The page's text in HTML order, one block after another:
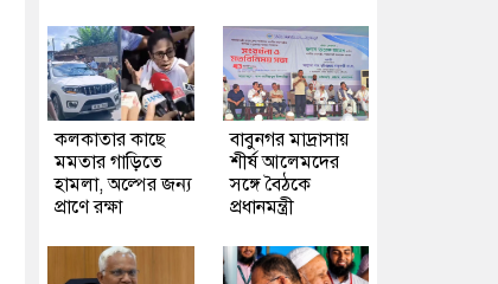
কলকাতার কাছে
মমতার গাড়িতে
হামলা, অল্পের জন্য
প্রাণে রক্ষা
বাবুনগর মাদ্রাসায়
শীর্ষ আলেমদের
সঙ্গে বৈঠকে
প্রধানমন্ত্রী